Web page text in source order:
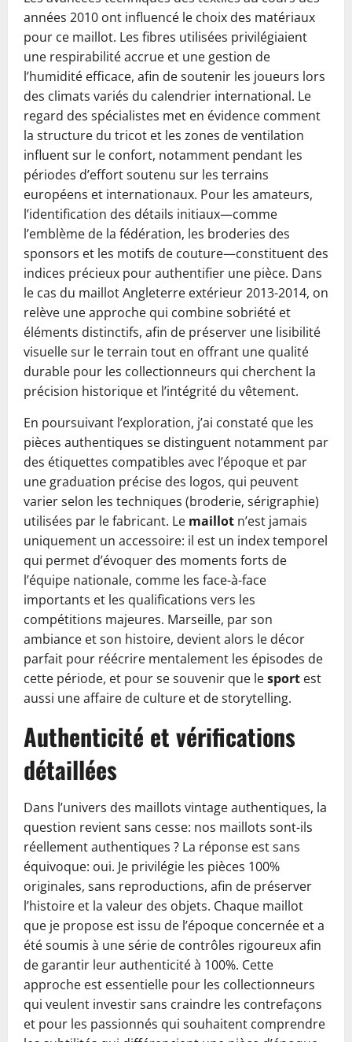
années 2010 ont influencé le choix des matériaux
pour ce maillot. Les fibres utilisées privilégiaient
une respirabilité accrue et une gestion de
l’humidité efficace, afin de soutenir les joueurs lors
des climats variés du calendrier international. Le
regard des spécialistes met en évidence comment
la structure du tricot et les zones de ventilation
influent sur le confort, notamment pendant les
périodes d’effort soutenu sur les terrains
européens et internationaux. Pour les amateurs,
l’identification des détails initiaux—comme
l’emblème de la fédération, les broderies des
sponsors et les motifs de couture—constituent des
indices précieux pour authentifier une pièce. Dans
le cas du maillot Angleterre extérieur 2013-2014, on
relève une approche qui combine sobriété et
éléments distinctifs, afin de préserver une lisibilité
visuelle sur le terrain tout en offrant une qualité
durable pour les collectionneurs qui cherchent la
précision historique et l’intégrité du vêtement.
En poursuivant l’exploration, j’ai constaté que les
pièces authentiques se distinguent notamment par
des étiquettes compatibles avec l’époque et par
une graduation précise des logos, qui peuvent
varier selon les techniques (broderie, sérigraphie)
utilisées par le fabricant. Le maillot n’est jamais
uniquement un accessoire: il est un index temporel
qui permet d’évoquer des moments forts de
l’équipe nationale, comme les face-à-face
importants et les qualifications vers les
compétitions majeures. Marseille, par son
ambiance et son histoire, devient alors le décor
parfait pour réécrire mentalement les épisodes de
cette période, et pour se souvenir que lesport est
aussi une affaire de culture et de storytelling.
Authenticité et vérifications
détaillées
Dans l’univers des maillots vintage authentiques, la
question revient sans cesse: nos maillots sont-ils
réellement authentiques ? La réponse est sans
équivoque: oui. Je privilégie les pièces 100%
originales, sans reproductions, afin de préserver
l’histoire et la valeur des objets. Chaque maillot
que je propose est issu de l’époque concernée et a
été soumis à une série de contrôles rigoureux afin
de garantir leur authenticité à 100%. Cette
approche est essentielle pour les collectionneurs
qui veulent investir sans craindre les contrefaçons
et pour les passionnés qui souhaitent comprendre